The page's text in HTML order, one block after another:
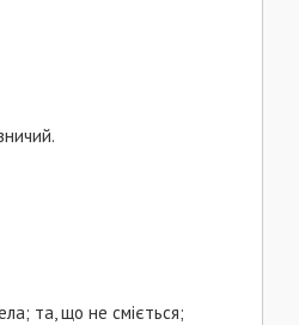
та, що не сміється;